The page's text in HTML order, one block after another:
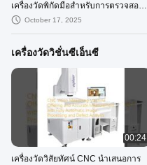
เครื่องวัดพิกัดมือสําหรับการตรวจสอบ
ครบวงจร
October 17, 2025
เครื่องวัดวิชั่นซีเอ็นซี
00:24
เครื่องวัดวิสัยทัศน์ CNC นำเสนอการ